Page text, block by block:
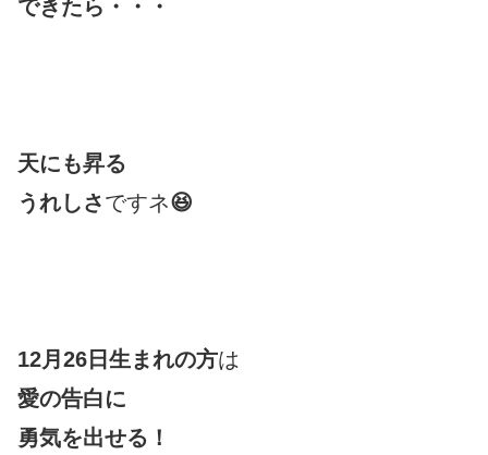
できたら・・・
天にも昇る
うれしさですネ😆
12月26日生まれの方は
愛の告白に
勇気を出せる！